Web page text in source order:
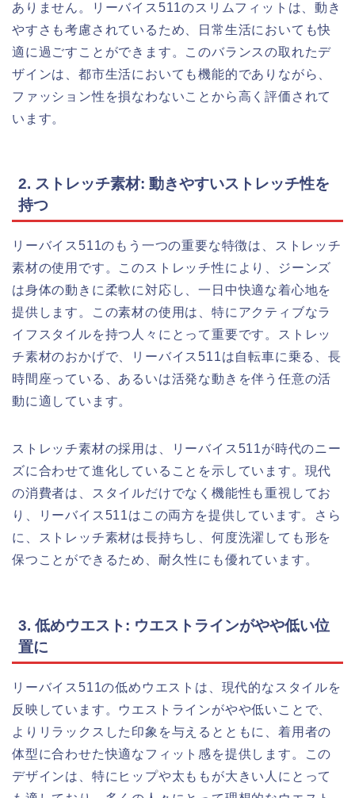
ありません。リーバイス511のスリムフィットは、動き
やすさも考慮されているため、日常生活においても快
適に過ごすことができます。このバランスの取れたデ
ザインは、都市生活においても機能的でありながら、
ファッション性を損なわないことから高く評価されて
います。
2. ストレッチ素材: 動きやすいストレッチ性を
持つ
リーバイス511のもう一つの重要な特徴は、ストレッチ
素材の使用です。このストレッチ性により、ジーンズ
は身体の動きに柔軟に対応し、一日中快適な着心地を
提供します。この素材の使用は、特にアクティブなラ
イフスタイルを持つ人々にとって重要です。ストレッ
チ素材のおかげで、リーバイス511は自転車に乗る、長
時間座っている、あるいは活発な動きを伴う任意の活
動に適しています。
ストレッチ素材の採用は、リーバイス511が時代のニー
ズに合わせて進化していることを示しています。現代
の消費者は、スタイルだけでなく機能性も重視してお
り、リーバイス511はこの両方を提供しています。さら
に、ストレッチ素材は長持ちし、何度洗濯しても形を
保つことができるため、耐久性にも優れています。
3. 低めウエスト: ウエストラインがやや低い位
置に
リーバイス511の低めウエストは、現代的なスタイルを
反映しています。ウエストラインがやや低いことで、
よりリラックスした印象を与えるとともに、着用者の
体型に合わせた快適なフィット感を提供します。この
デザインは、特にヒップや太ももが大きい人にとって